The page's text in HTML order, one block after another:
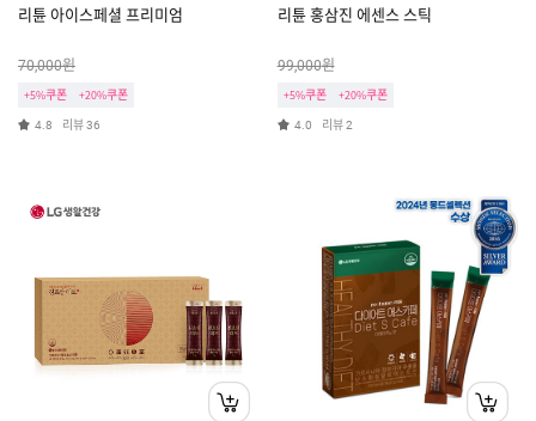
리튠 아이스페셜 프리미엄
70,000원
+5%쿠폰 +20%쿠폰
4.8 리뷰36
리튠 홍삼진 에센스 스틱
99,000원
+5%쿠폰 +20%쿠폰
4.0 리뷰2